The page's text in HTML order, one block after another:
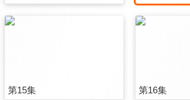
第15集 第16集